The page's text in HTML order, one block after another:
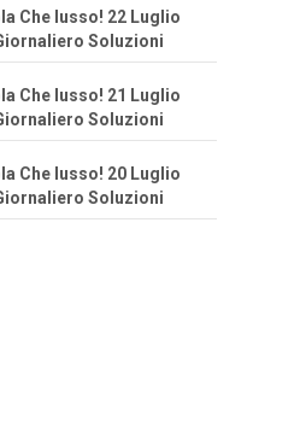
Che lusso! 22 Luglio
Soluzioni
Che lusso! 21 Luglio
Soluzioni
Che lusso! 20 Luglio
Soluzioni